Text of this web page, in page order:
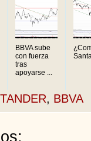
BBVA sube
con fuerza
tras
apoyarse ...
, BBVA